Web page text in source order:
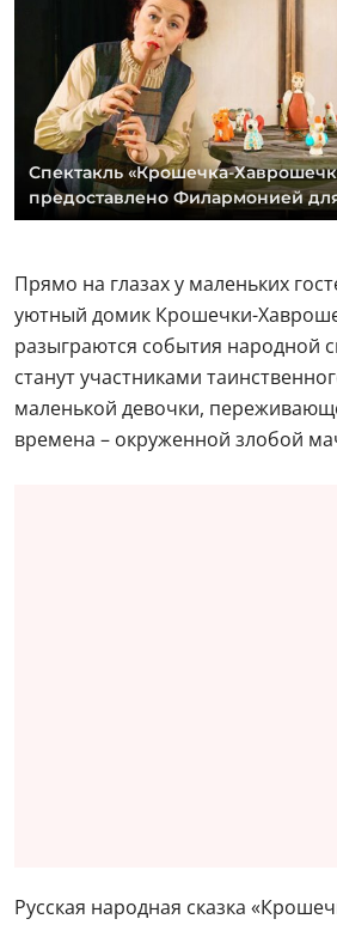
Спектакль «Крошечка-
предоставлено Филармонией
Прямо на глазах у маленьких
уютный домик Крошечки-
разыграются события народной
станут участниками
маленькой девочки,
времена – окруженной злобой
Русская народная сказка